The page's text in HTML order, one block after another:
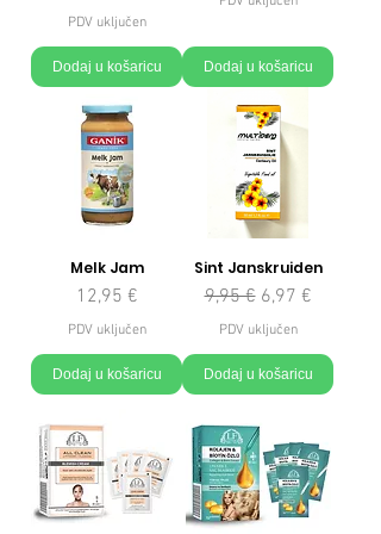
PDV uključen
Dodaj u košaricu Dodaj u košaricu
Melk Jam
Cijena
12,95 €
PDV uključen
Dodaj u košaricu
Sint Janskruiden
Redovna cijena
9,95 € Cijena s
6,97 €
PDV uključen
Dodaj u košaricu